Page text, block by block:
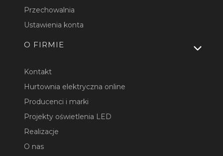
Przechowalnia
Ustawienia konta
O FIRMIE
Kontakt
Hurtownia elektryczna online
Producenci i marki
Projekty oświetlenia LED
Realizacje
O nas